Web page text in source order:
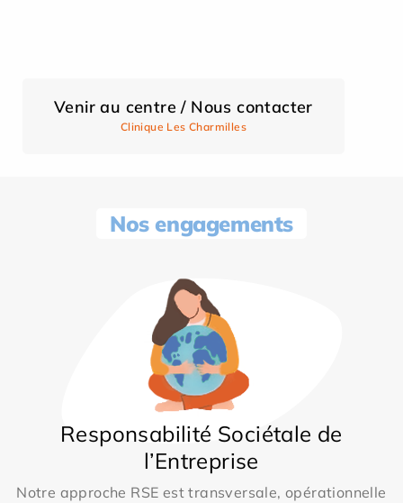
Venir au centre / Nous contacter
Clinique Les Charmilles
Nos engagements
Responsabilité Sociétale de
l’Entreprise
Notre approche RSE est transversale, opérationnelle